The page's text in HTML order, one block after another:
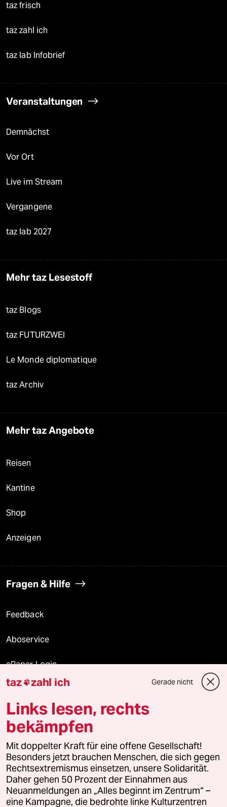
taz frisch
taz zahl ich
taz lab Infobrief
Veranstaltungen
Demnächst
Vor Ort
Live im Stream
Vergangene
taz lab 2027
Mehr taz Lesestoff
taz Blogs
taz FUTURZWEI
Le Monde diplomatique
taz Archiv
Mehr taz Angebote
Reisen
Kantine
Shop
Anzeigen
Fragen & Hilfe
Feedback
Aboservice
ePaper Login
Downloads für Abonnierende
© 2026 taz Verlags und Vertriebs GmbH
Alle Rechte vorbehalten. Bei rechtlichen Fragen oder für Genehmigungen
wenden Sie sich bitte an
lizenzen@taz.de
Feedback Redaktionsstatut Kommune-Richtlinien
taz zahl ich Gerade nicht
Links lesen, rechts
bekämpfen
Mit doppelter Kraft für eine offene Gesellschaft!
Besonders jetzt brauchen Menschen, die sich gegen
Rechtsextremismus einsetzen, unsere Solidarität.
Daher gehen 50 Prozent der Einnahmen aus
Neuanmeldungen an „Alles beginnt im Zentrum“ –
eine Kampagne, die bedrohte linke Kulturzentren